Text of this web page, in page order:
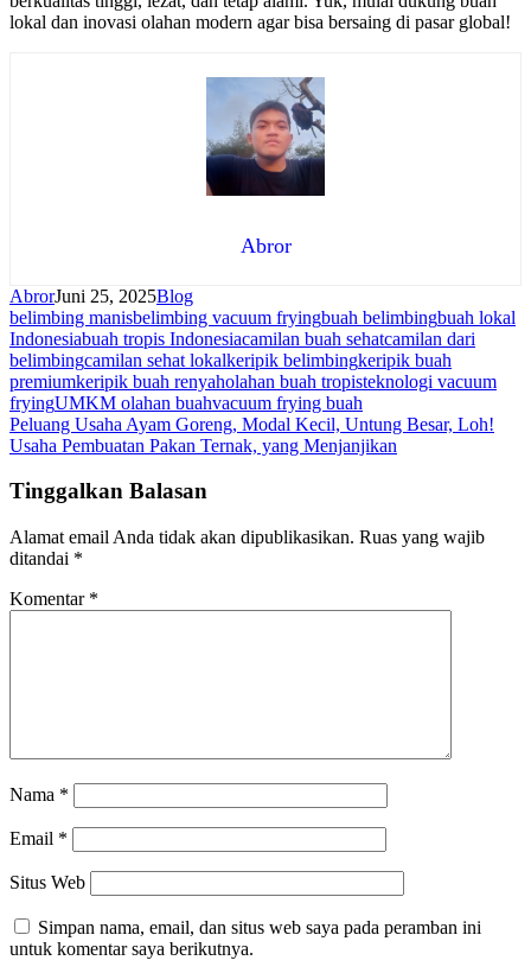
lokal dan inovasi olahan modern agar bisa bersaing di pasar global!
Abror
AbrorJuni 25, 2025Blog
belimbing manisbelimbing vacuum fryingbuah belimbingbuah lokal
Indonesiabuah tropis Indonesiacamilan buah sehatcamilan dari
belimbingcamilan sehat lokalkeripik belimbingkeripik buah
premiumkeripik buah renyaholahan buah tropisteknologi vacuum
fryingUMKM olahan buahvacuum frying buah
Navigasi
pos
Peluang Usaha Ayam Goreng, Modal Kecil, Untung Besar, Loh!
Usaha Pembuatan Pakan Ternak, yang Menjanjikan
Tinggalkan Balasan
Alamat email Anda tidak akan dipublikasikan. Ruas yang wajib
ditandai *
Komentar *
Nama *
Email *
Situs Web
Simpan nama, email, dan situs web saya pada peramban ini
untuk komentar saya berikutnya.